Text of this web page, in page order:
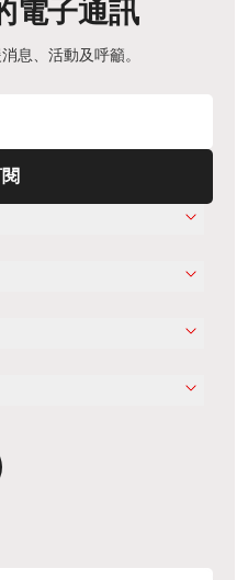
電子通訊
息、活動及呼籲。